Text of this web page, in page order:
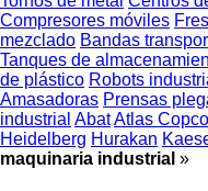
Compresores móviles
mezclado Bandas
Tanques de
de plástico Robots
Amasadoras Prensas
industrial AbatAtlas Copco
Heidelberg Hurakan
maquinaria industrial »